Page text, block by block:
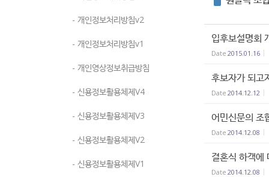
- 개인정보처리방침v2
- 개인정보처리방침v1
- 개인영상정보취급방침
- 신용정보활용체제V4
- 신용정보활용체제V3
- 신용정보활용체제V2
- 신용정보활용체제V1
입후보설명회
Date 2015.01.16
후보자가 되고
Date 2014.12.12
어민신문의 조
Date 2014.12.08
결혼식 하객에
Date 2014.12.08